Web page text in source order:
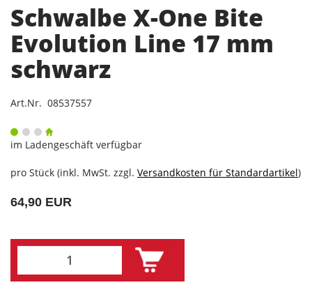
Schwalbe X-One Bite
Evolution Line 17 mm
schwarz
Art.Nr. 08537557
im Ladengeschäft verfügbar
pro Stück (inkl. MwSt. zzgl. Versandkosten für Standardartikel)
64,90 EUR